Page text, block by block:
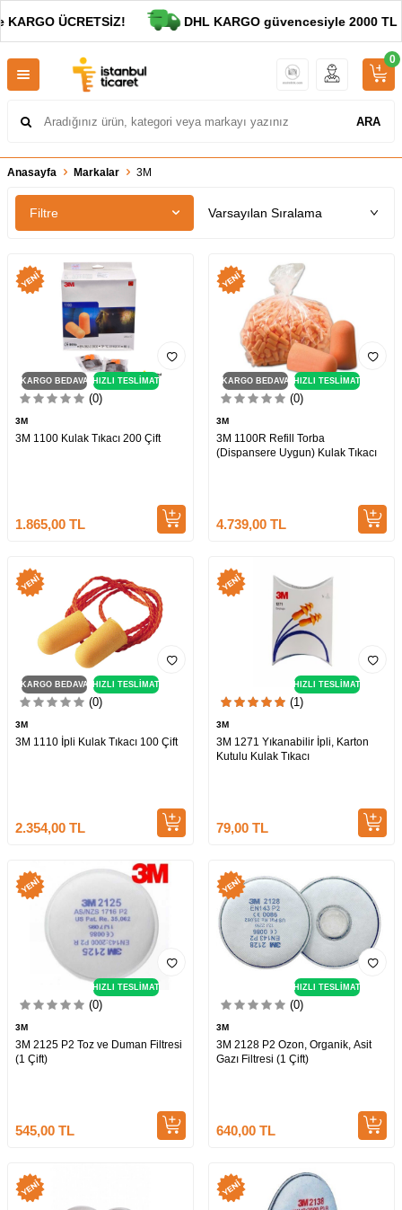
ÜCRETSİZ! DHL KARGO güvencesiyle 2000 TL
ARA
0
Anasayfa Markalar 3M
Filtre
KARGO BEDAVA HIZLI TESLİMAT
(0)
3M
3M 1100 Kulak Tıkacı 200 Çift
1.865,00 TL
KARGO BEDAVA HIZLI TESLİMAT
(0)
3M
3M 1100R Refill Torba
(Dispansere Uygun) Kulak Tıkacı
4.739,00 TL
KARGO BEDAVA HIZLI TESLİMAT
(0)
3M
3M 1110 İpli Kulak Tıkacı 100 Çift
2.354,00 TL
HIZLI TESLİMAT
(1)
3M
3M 1271 Yıkanabilir İpli, Karton
Kutulu Kulak Tıkacı
79,00 TL
HIZLI TESLİMAT
(0)
3M
3M 2125 P2 Toz ve Duman Filtresi
(1 Çift)
545,00 TL
HIZLI TESLİMAT
(0)
3M
3M 2128 P2 Ozon, Organik, Asit
Gazı Filtresi (1 Çift)
640,00 TL